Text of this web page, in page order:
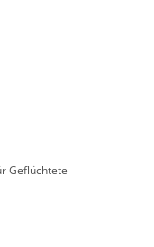
Geflüchtete